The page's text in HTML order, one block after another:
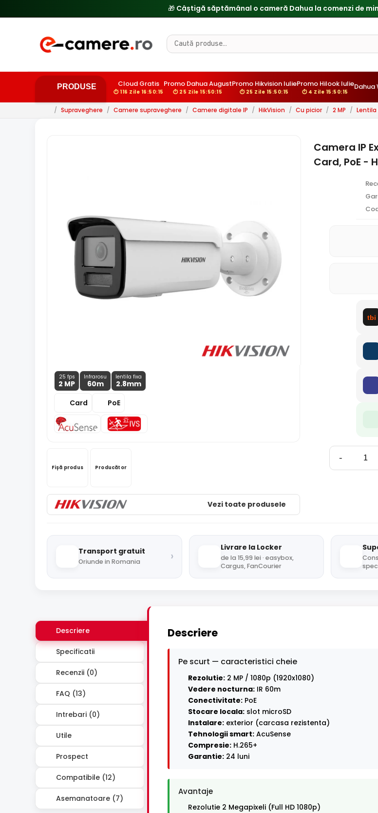
PRODUSE Cloud Gratis
⏱ 116 Zile 16:50:13
Promo Dahua August
⏱ 25 Zile 15:50:13
Promo Hikvision Iulie
⏱ 25 Zile 15:50:13
Promo Hilook Iulie
⏱ 4 Zile 15:50:13
Dahua
/ Supraveghere / Camere supraveghere / Camere digitale IP / HikVision / Cu picior / 2 MP / Lentila
25 fps
2 MP
Infrarosu
60m
lentila fixa
2.8mm
Card
PoE
Fișă produs Producător
Vezi toate produsele
Camera IP
Card, PoE -
-
Transport gratuit
Oriunde in Romania ›
Livrare la Locker
de la 15,99 lei · easybox,
Cargus, FanCourier
Descriere
Specificatii
Recenzii (0)
FAQ (13)
Intrebari (0)
Utile
Prospect
Compatibile (12)
Asemanatoare (7)
Descriere
Pe scurt — caracteristici cheie
Rezolutie: 2 MP / 1080p (1920x1080)
Vedere nocturna: IR 60m
Conectivitate: PoE
Stocare locala: slot microSD
Instalare: exterior (carcasa rezistenta)
Tehnologii smart: AcuSense
Compresie: H.265+
Garantie: 24 luni
Avantaje
Rezolutie 2 Megapixeli (Full HD 1080p)